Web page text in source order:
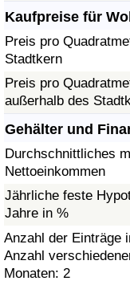
Kaufpreise für
Preis pro
Stadtkern
Preis pro
außerhalb des
Gehälter und
Durchschnittliches
Nettoeinkommen
Jährliche feste
Jahre in %
Anzahl der Einträge
Anzahl
Monaten: 2
Kriminalitäts-
Kriminalitäts-Index
Kriminalitätsindex